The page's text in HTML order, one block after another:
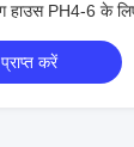
हाउस PH4-6 के
करें